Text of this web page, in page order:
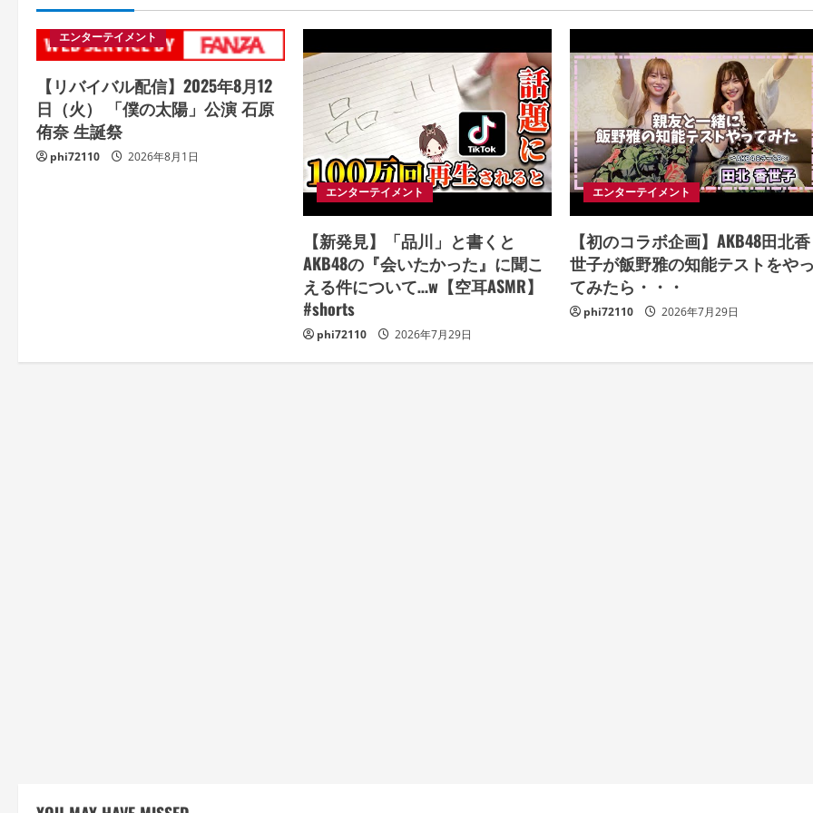
エンターテイメント
【リバイバル配信】2025年8月12
日（火） 「僕の太陽」公演 石原
侑奈 生誕祭
phi72110 2026年8月1日
エンターテイメント
【新発見】「品川」と書くと
AKB48の『会いたかった』に聞こ
える件について…w【空耳ASMR】
#shorts
phi72110 2026年7月29日
エンターテイメント
【初のコラボ企画】AKB48田北香
世子が飯野雅の知能テストをや
てみたら・・・
phi72110 2026年7月29日